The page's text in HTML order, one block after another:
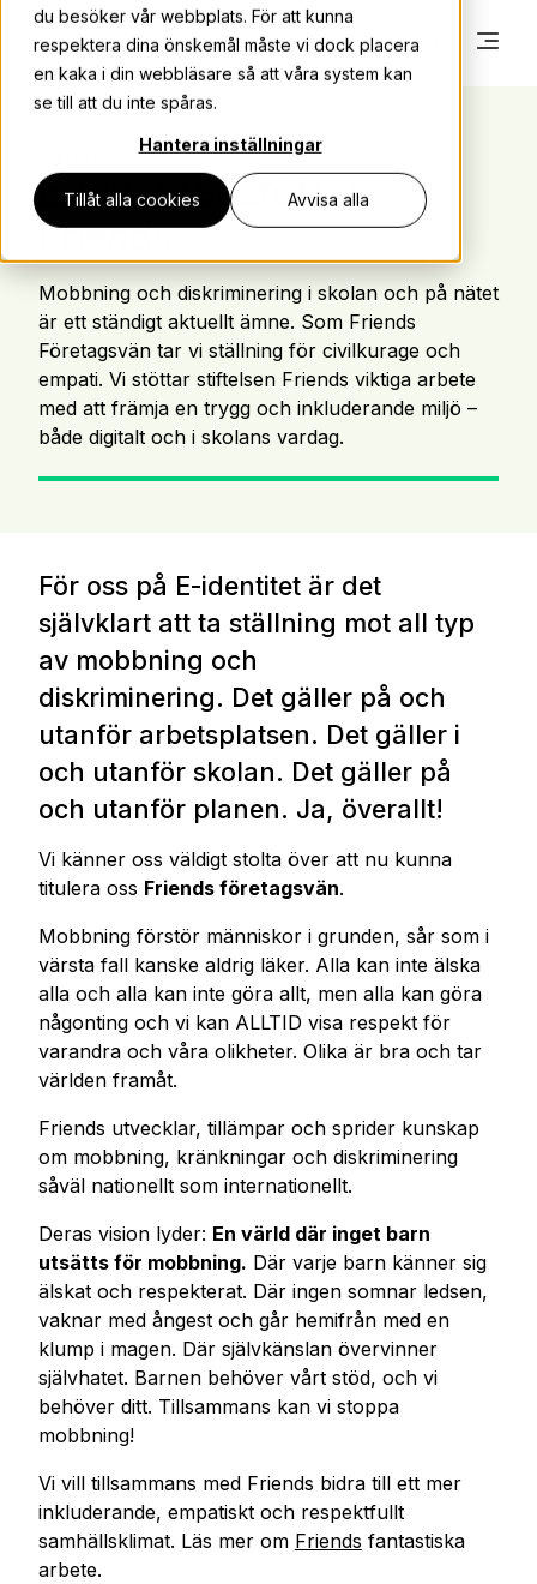
du besöker vår webbplats. För att kunna
respektera dina önskemål måste vi dock placera
en kaka i din webbläsare så att våra system kan
se till att du inte spåras.
Hantera inställningar
Tillåt alla cookies Avvisa alla
Nov 2, 2023
E-identitet stöttar
Friends
Mobbning och diskriminering i skolan och på nätet
är ett ständigt aktuellt ämne. Som Friends
Företagsvän tar vi ställning för civilkurage och
empati. Vi stöttar stiftelsen Friends viktiga arbete
med att främja en trygg och inkluderande miljö –
både digitalt och i skolans vardag.
För oss på E-identitet är det
självklart att ta ställning mot all typ
av mobbning och
diskriminering. Det gäller på och
utanför arbetsplatsen. Det gäller i
och utanför skolan. Det gäller på
och utanför planen. Ja, överallt!
Vi känner oss väldigt stolta över att nu kunna
titulera oss Friends företagsvän.
Mobbning förstör människor i grunden, sår som i
värsta fall kanske aldrig läker. Alla kan inte älska
alla och alla kan inte göra allt, men alla kan göra
någonting och vi kan ALLTID visa respekt för
varandra och våra olikheter. Olika är bra och tar
världen framåt.
Friends utvecklar, tillämpar och sprider kunskap
om mobbning, kränkningar och diskriminering
såväl nationellt som internationellt.
Deras vision lyder: En värld där inget barn
utsätts för mobbning. Där varje barn känner sig
älskat och respekterat. Där ingen somnar ledsen,
vaknar med ångest och går hemifrån med en
klump i magen. Där självkänslan övervinner
självhatet. Barnen behöver vårt stöd, och vi
behöver ditt. Tillsammans kan vi stoppa
mobbning!
Vi vill tillsammans med Friends bidra till ett mer
inkluderande, empatiskt och respektfullt
samhällsklimat. Läs mer om Friends fantastiska
arbete.